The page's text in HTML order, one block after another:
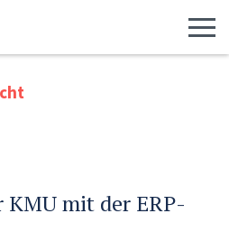
mit der ERP-